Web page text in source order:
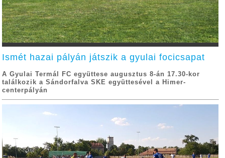
Ismét hazai pályán játszik a gyulai focicsapat
A Gyulai Termál FC együttese augusztus 8-án 17.30-kor
találkozik a Sándorfalva SKE együttesével a Himer-
centerpályán